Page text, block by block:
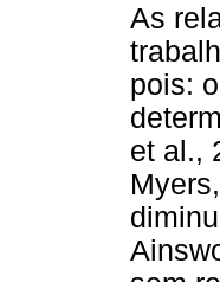
As
pois:
et al.,